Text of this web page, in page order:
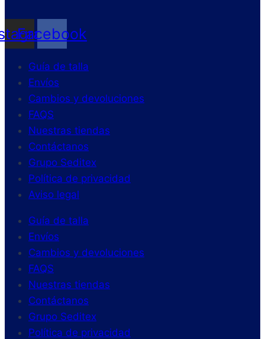
Facebook
Guía de talla
Envíos
Cambios y devoluciones
FAQS
Nuestras tiendas
Contáctanos
Grupo Seditex
Política de privacidad
Aviso legal
Guía de talla
Envíos
Cambios y devoluciones
FAQS
Nuestras tiendas
Contáctanos
Grupo Seditex
Política de privacidad